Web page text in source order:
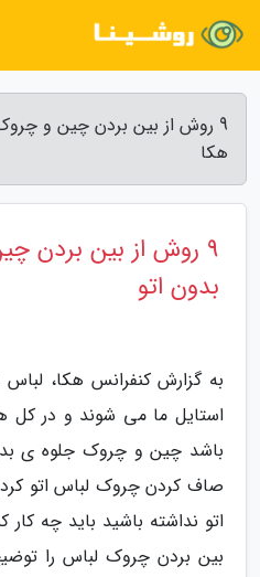
9 روش از بین بردن چین و
هکا
9 روش از بین بردن
بدون اتو
به گزارش کنفرانس هکا،
استایل ما می شوند و در کل
باشد چین و چروک جلوه ی
صاف کردن چروک لباس اتو
بین بردن چروک لباس را